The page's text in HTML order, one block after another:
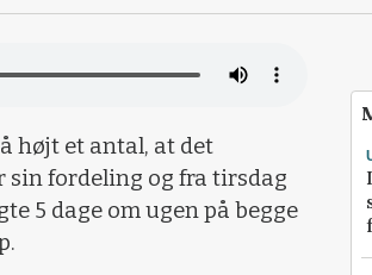
højt et antal, at det
sin fordeling og fra tirsdag
5 dage om ugen på begge